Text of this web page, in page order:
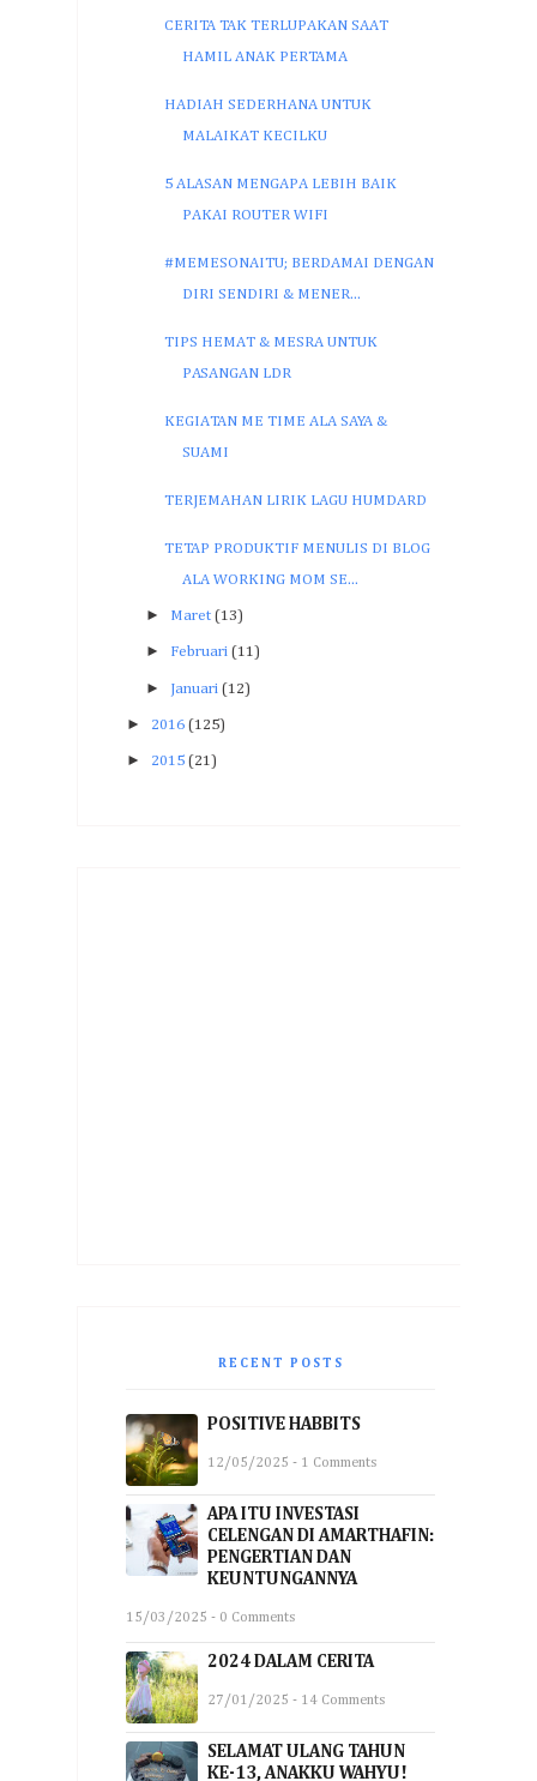
CERITA TAK TERLUPAKAN SAAT
HAMIL ANAK PERTAMA
HADIAH SEDERHANA UNTUK
MALAIKAT KECILKU
5 ALASAN MENGAPA LEBIH BAIK
PAKAI ROUTER WIFI
#MEMESONAITU; BERDAMAI DENGAN
DIRI SENDIRI & MENER...
TIPS HEMAT & MESRA UNTUK
PASANGAN LDR
KEGIATAN ME TIME ALA SAYA &
SUAMI
TERJEMAHAN LIRIK LAGU HUMDARD
TETAP PRODUKTIF MENULIS DI BLOG
ALA WORKING MOM SE...
► Maret (13)
► Februari (11)
► Januari (12)
► 2016 (125)
► 2015 (21)
RECENT POSTS
POSITIVE HABBITS
12/05/2025 - 1 Comments
APA ITU INVESTASI
CELENGAN DI AMARTHAFIN:
PENGERTIAN DAN
KEUNTUNGANNYA
15/03/2025 - 0 Comments
2024 DALAM CERITA
27/01/2025 - 14 Comments
SELAMAT ULANG TAHUN
KE-13, ANAKKU WAHYU!